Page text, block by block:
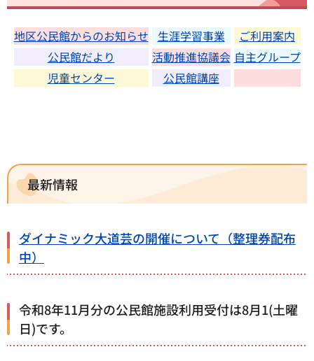
地区公民館からのお知らせ 生涯学習事業
ご利用案内
公民館だより
活動推進協議会 自主グループ
児童センター
公民館講座
最新情報
ダイナミック大道芸の開催について（整理券配布
中）
令和8年11月分の公民館施設利用受付は8月1(土曜
日)です。